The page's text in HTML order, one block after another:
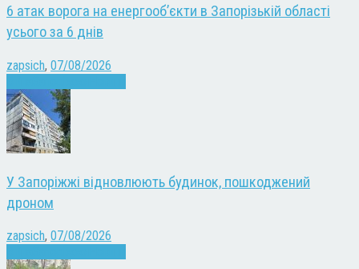
6 атак ворога на енергооб’єкти в Запорізькій області
усього за 6 днів
zapsich, 07/08/2026
У Запоріжжі відновлюють будинок, пошкоджений
дроном
zapsich, 07/08/2026